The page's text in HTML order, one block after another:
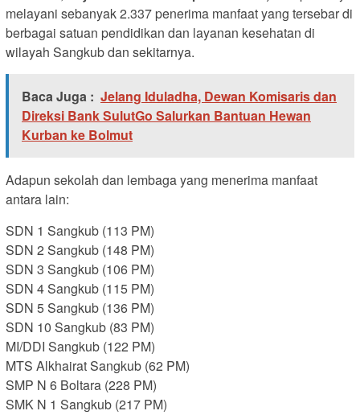
melayani sebanyak 2.337 penerima manfaat yang tersebar di
berbagai satuan pendidikan dan layanan kesehatan di
wilayah Sangkub dan sekitarnya.
Baca Juga : Jelang Iduladha, Dewan Komisaris dan
Direksi Bank SulutGo Salurkan Bantuan Hewan
Kurban ke Bolmut
Adapun sekolah dan lembaga yang menerima manfaat
antara lain:
SDN 1 Sangkub (113 PM)
SDN 2 Sangkub (148 PM)
SDN 3 Sangkub (106 PM)
SDN 4 Sangkub (115 PM)
SDN 5 Sangkub (136 PM)
SDN 10 Sangkub (83 PM)
MI/DDI Sangkub (122 PM)
MTS Alkhairat Sangkub (62 PM)
SMP N 6 Boltara (228 PM)
SMK N 1 Sangkub (217 PM)